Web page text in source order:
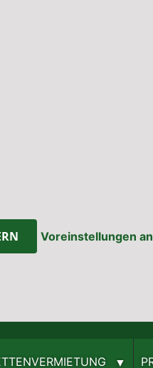
Voreinstellungen